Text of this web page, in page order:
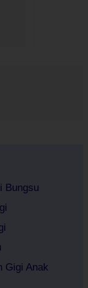
Bungsu
Gigi Anak